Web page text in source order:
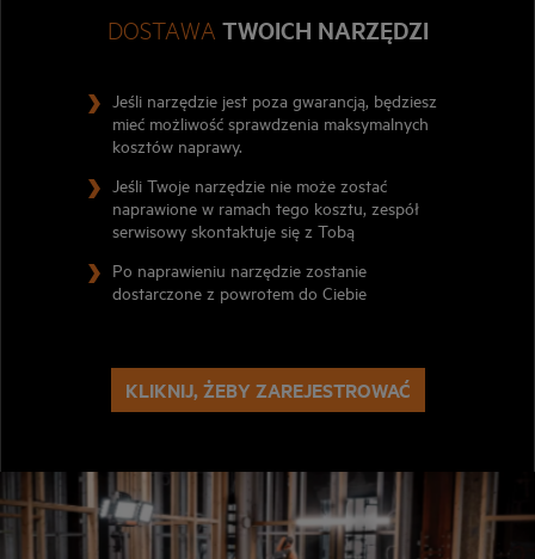
DOSTAWA TWOICH NARZĘDZI
Jeśli narzędzie jest poza gwarancją, będziesz
mieć możliwość sprawdzenia maksymalnych
kosztów naprawy.
Jeśli Twoje narzędzie nie może zostać
naprawione w ramach tego kosztu, zespół
serwisowy skontaktuje się z Tobą
Po naprawieniu narzędzie zostanie
dostarczone z powrotem do Ciebie
KLIKNIJ, ŻEBY ZAREJESTROWAĆ